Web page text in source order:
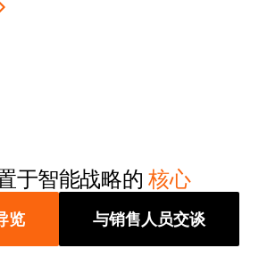
于智能战略的核心
览 与销售人员交谈